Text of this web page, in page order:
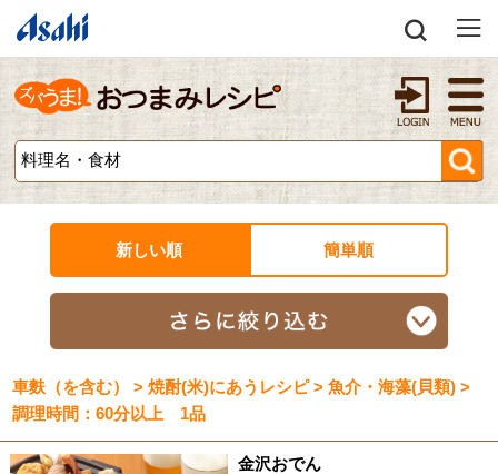
新しい順 簡単順
車麩（を含む） > 焼酎(米)にあうレシピ > 魚介・海藻(貝類) >
調理時間：60分以上 1品
金沢おでん